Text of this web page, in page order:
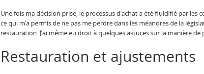
Une fois ma décision prise, le processus d’achat a été fluidifié par
ce qui m’a permis de ne pas me perdre dans les méandres de la
restauration. J’ai même eu droit à quelques astuces sur la manière
Restauration et ajustements